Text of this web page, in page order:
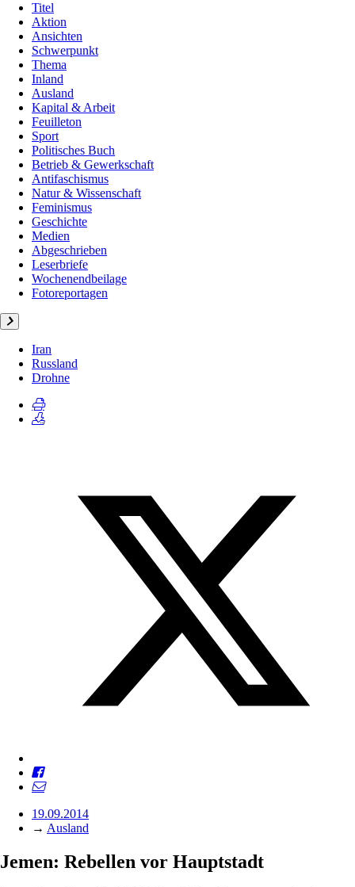
Titel
Aktion
Ansichten
Schwerpunkt
Thema
Inland
Ausland
Kapital & Arbeit
Feuilleton
Sport
Politisches Buch
Betrieb & Gewerkschaft
Antifaschismus
Natur & Wissenschaft
Feminismus
Geschichte
Medien
Abgeschrieben
Leserbriefe
Wochenendbeilage
Fotoreportagen
Iran
Russland
Drohne
19.09.2014
→ Ausland
Jemen: Rebellen vor Hauptstadt